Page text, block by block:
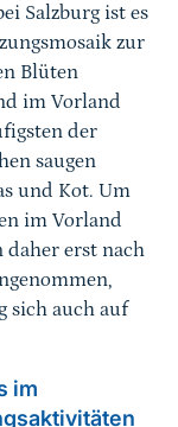
Salzburg ist es
zur
Blüten
im Vorland
der
saugen
und Kot. Um
im Vorland
daher erst nach
sich auch auf
im